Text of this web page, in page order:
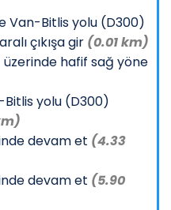
Van-Bitlis yolu (D300)
çıkışa gir (0.01 km)
hafif sağ yöne
yolu (D300)
devam et (4.33
devam et (5.90